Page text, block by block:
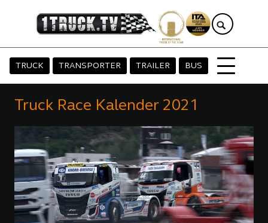
TRUCK TRANSPORTER TRAILER BUS
Truck Race Kalender 2021